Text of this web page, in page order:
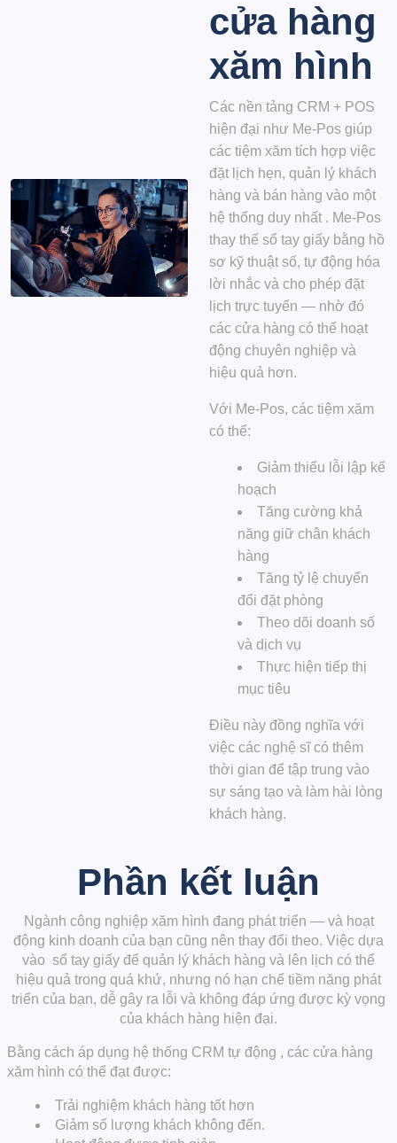
cửa hàng
xăm hình
Các nền tảng CRM + POS
hiện đại như Me-Pos giúp
các tiệm xăm tích hợp việc
đặt lịch hẹn, quản lý khách
hàng và bán hàng vào một
hệ thống duy nhất . Me-Pos
thay thế sổ tay giấy bằng hồ
sơ kỹ thuật số, tự động hóa
lời nhắc và cho phép đặt
lịch trực tuyến — nhờ đó
các cửa hàng có thể hoạt
động chuyên nghiệp và
hiệu quả hơn.
Với Me-Pos, các tiệm xăm
có thể:
Giảm thiểu lỗi lập kế
hoạch
Tăng cường khả
năng giữ chân khách
hàng
Tăng tỷ lệ chuyển
đổi đặt phòng
Theo dõi doanh số
và dịch vụ
Thực hiện tiếp thị
mục tiêu
Điều này đồng nghĩa với
việc các nghệ sĩ có thêm
thời gian để tập trung vào
sự sáng tạo và làm hài lòng
khách hàng.
Phần kết luận
Ngành công nghiệp xăm hình đang phát triển — và hoạt
động kinh doanh của bạn cũng nên thay đổi theo. Việc dựa
vào sổ tay giấy để quản lý khách hàng và lên lịch có thể
hiệu quả trong quá khứ, nhưng nó hạn chế tiềm năng phát
triển của bạn, dễ gây ra lỗi và không đáp ứng được kỳ vọng
của khách hàng hiện đại.
Bằng cách áp dụng hệ thống CRM tự động , các cửa hàng
xăm hình có thể đạt được:
Trải nghiệm khách hàng tốt hơn
Giảm số lượng khách không đến.